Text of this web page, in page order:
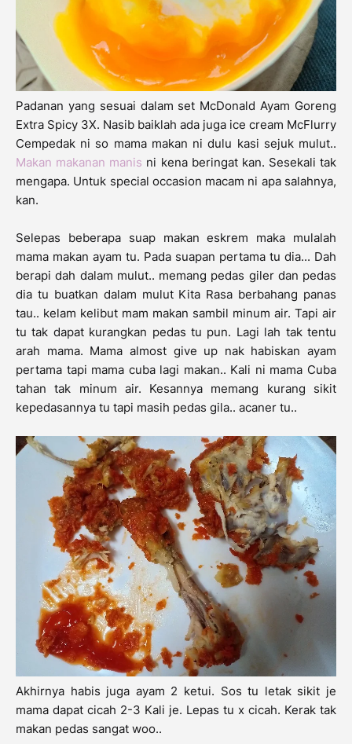
Padanan yang sesuai dalam set McDonald Ayam Goreng
Extra Spicy 3X. Nasib baiklah ada juga ice cream McFlurry
Cempedak ni so mama makan ni dulu kasi sejuk mulut..
Makan makanan manis ni kena beringat kan. Sesekali tak
mengapa. Untuk special occasion macam ni apa salahnya,
kan.
Selepas beberapa suap makan eskrem maka mulalah
mama makan ayam tu. Pada suapan pertama tu dia... Dah
berapi dah dalam mulut.. memang pedas giler dan pedas
dia tu buatkan dalam mulut Kita Rasa berbahang panas
tau.. kelam kelibut mam makan sambil minum air. Tapi air
tu tak dapat kurangkan pedas tu pun. Lagi lah tak tentu
arah mama. Mama almost give up nak habiskan ayam
pertama tapi mama cuba lagi makan.. Kali ni mama Cuba
tahan tak minum air. Kesannya memang kurang sikit
kepedasannya tu tapi masih pedas gila.. acaner tu..
Akhirnya habis juga ayam 2 ketui. Sos tu letak sikit je
mama dapat cicah 2-3 Kali je. Lepas tu x cicah. Kerak tak
makan pedas sangat woo..